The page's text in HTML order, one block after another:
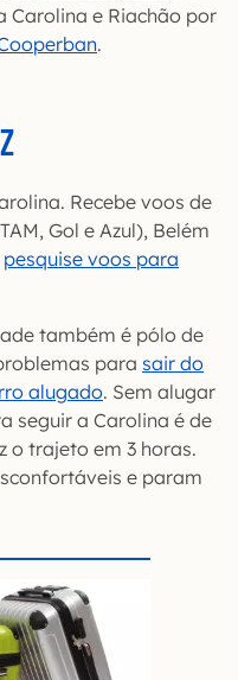
Carolina e Riachão por
.
Recebe voos de
Gol e Azul), Belém
pesquise voos para
também é pólo de
para sair do
alugado. Sem alugar
seguir a Carolina é de
o trajeto em 3 horas.
e param